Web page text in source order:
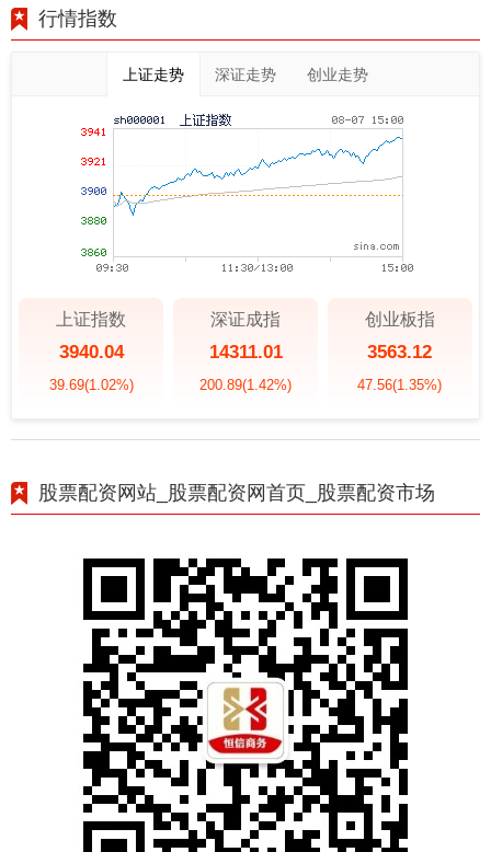
行情指数
上证走势 深证走势 创业走势
上证指数
3940.04
39.69(1.02%)
深证成指
14311.01
200.89(1.42%)
创业板指
3563.12
47.56(1.35%)
股票配资网站_股票配资网首页_股票配资市场